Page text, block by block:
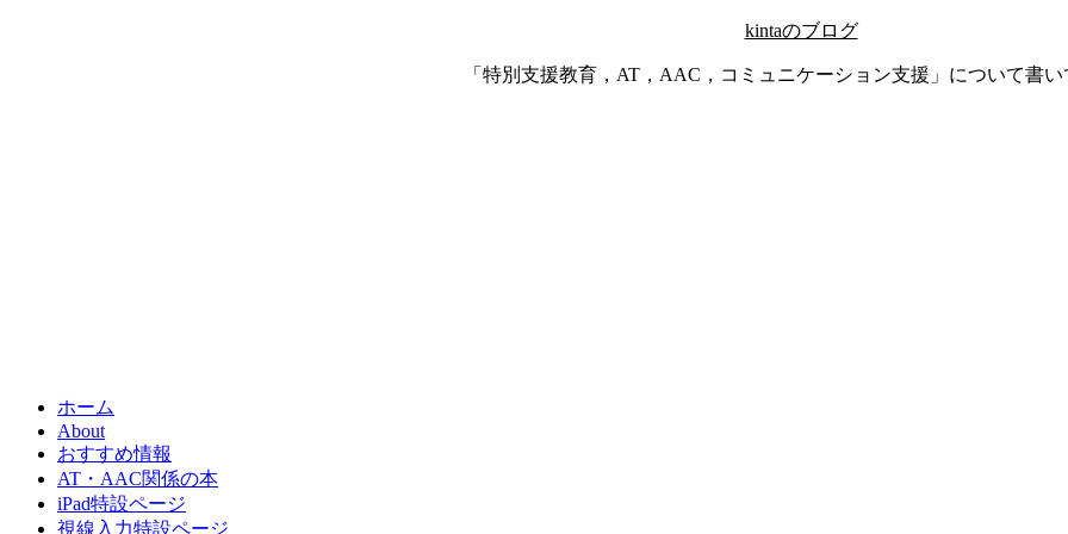
kintaのブログ
「特別支援教育，AT，AAC，コミュニケーション支援」について書
ホーム
About
おすすめ情報
AT・AAC関係の本
iPad特設ページ
視線入力特設ページ